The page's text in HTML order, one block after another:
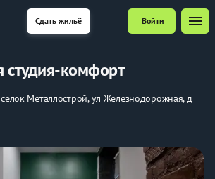
Сдать жильё Войти menu
студия-комфорт
Металлострой, ул Железнодорожная, д